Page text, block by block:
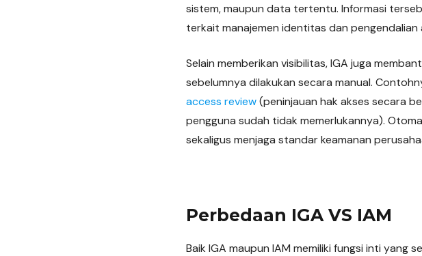
sistem, maupun data tertentu. Informasi
terkait manajemen identitas dan pengendalian
Selain memberikan visibilitas, IGA juga
sebelumnya dilakukan secara manual.
access review(peninjauan hak akses secara
pengguna sudah tidak memerlukannya).
sekaligus menjaga standar keamanan
Perbedaan IGA VS IAM
Baik IGA maupun IAM memiliki fungsi inti yang